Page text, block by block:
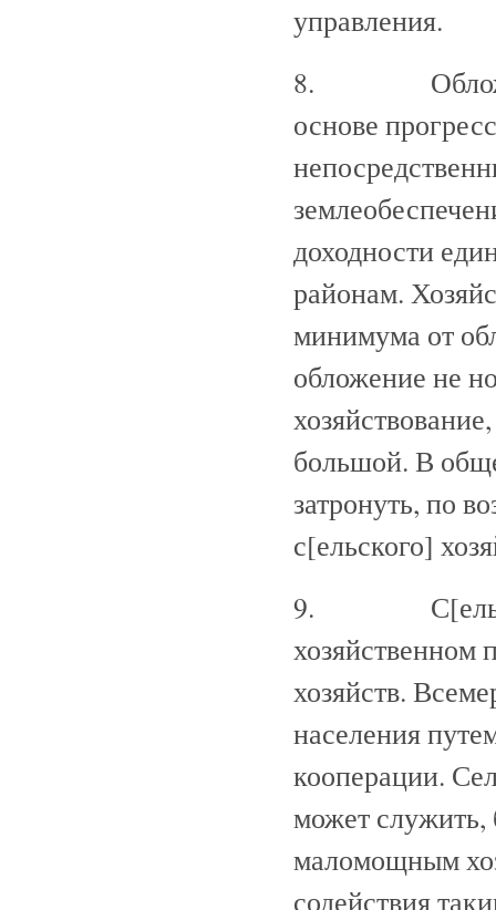
управления.
8. Обложение
основе
доходности
районам.
минимума от
обложение не
большой. В
затронуть, по
с[ельского]
9.
хозяйственном
хозяйств.
населения
кооперации.
может служить,
маломощным
содействия